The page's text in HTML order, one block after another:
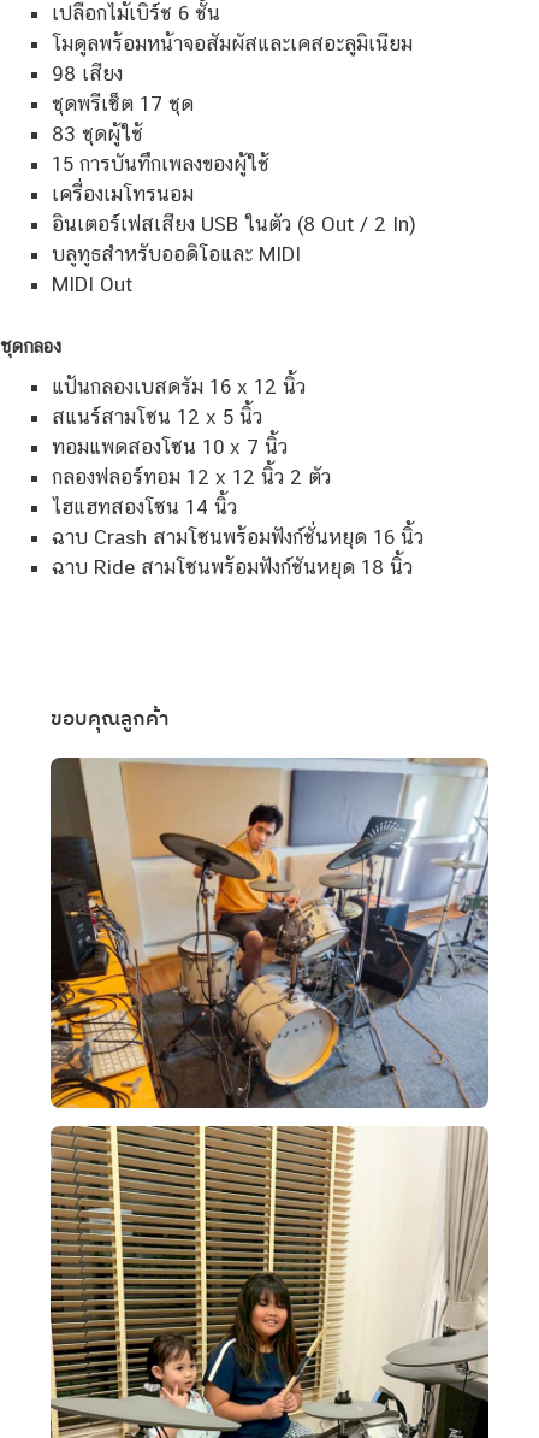
เปลือกไม้เบิร์ช 6 ชั้น
โมดูลพร้อมหน้าจอสัมผัสและเคสอะลูมิเนียม
98 เสียง
ชุดพรีเซ็ต 17 ชุด
83 ชุดผู้ใช้
15 การบันทึกเพลงของผู้ใช้
เครื่องเมโทรนอม
อินเตอร์เฟสเสียง USB ในตัว (8 Out / 2 In)
บลูทูธสำหรับออดิโอและ MIDI
MIDI Out
ชุดกลอง
แป้นกลองเบสดรัม 16 x 12 นิ้ว
สแนร์สามโซน 12 x 5 นิ้ว
ทอมแพดสองโซน 10 x 7 นิ้ว
กลองฟลอร์ทอม 12 x 12 นิ้ว 2 ตัว
ไฮแฮทสองโซน 14 นิ้ว
ฉาบ Crash สามโซนพร้อมฟังก์ชั่นหยุด 16 นิ้ว
ฉาบ Ride สามโซนพร้อมฟังก์ชันหยุด 18 นิ้ว
ขอบคุณลูกค้า